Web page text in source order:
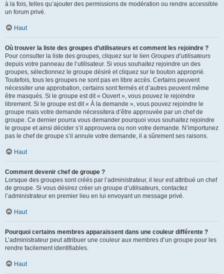
à la fois, telles qu’ajouter des permissions de modération ou rendre accessible
un forum privé.
Haut
Où trouver la liste des groupes d’utilisateurs et comment les rejoindre ?
Pour consulter la liste des groupes, cliquez sur le lien Groupes d’utilisateurs
depuis votre panneau de l’utilisateur. Si vous souhaitez rejoindre un des
groupes, sélectionnez le groupe désiré et cliquez sur le bouton approprié.
Toutefois, tous les groupes ne sont pas en libre accès. Certains peuvent
nécessiter une approbation, certains sont fermés et d’autres peuvent même
être masqués. Si le groupe est dit « Ouvert », vous pouvez le rejoindre
librement. Si le groupe est dit « À la demande », vous pouvez rejoindre le
groupe mais votre demande nécessitera d’être approuvée par un chef de
groupe. Ce dernier pourra vous demander pourquoi vous souhaitez rejoindre
le groupe et ainsi décider s’il approuvera ou non votre demande. N’importunez
pas le chef de groupe s’il annule votre demande, il a sûrement ses raisons.
Haut
Comment devenir chef de groupe ?
Lorsque des groupes sont créés par l’administrateur, il leur est attribué un chef
de groupe. Si vous désirez créer un groupe d’utilisateurs, contactez
l’administrateur en premier lieu en lui envoyant un message privé.
Haut
Pourquoi certains membres apparaissent dans une couleur différente ?
L’administrateur peut attribuer une couleur aux membres d’un groupe pour les
rendre facilement identifiables.
Haut